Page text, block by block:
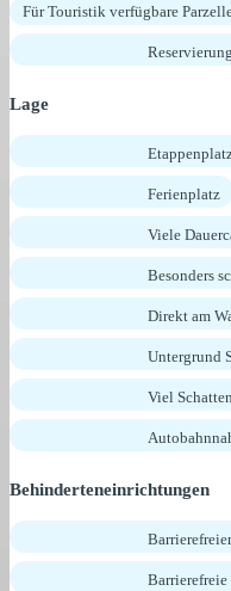
Für Touristik verfügbare
Lage
Ferienplatz
Viele
Besonders
Direkt am
Untergrund
Viel Schatten
Behinderteneinrichtungen